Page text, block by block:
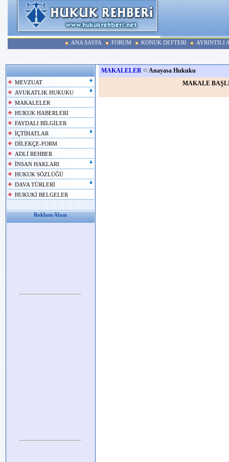
ANA SAYFA FORUM KONUK DEFTERİ AYRINTILI
MEVZUAT
AVUKATLIK HUKUKU
MAKALELER
HUKUK HABERLERİ
FAYDALI BİLGİLER
İÇTİHATLAR
DİLEKÇE-FORM
ADLİ REHBER
İNSAN HAKLARI
HUKUK SÖZLÜĞÜ
DAVA TÜRLERİ
HUKUKİ BELGELER
Reklam Alanı
MAKALELER
Anayasa Hukuku
MAKALE